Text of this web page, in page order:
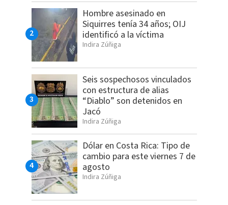
Hombre asesinado en
Siquirres tenía 34 años; OIJ
identificó a la víctima
Indira Zúñiga
Seis sospechosos vinculados
con estructura de alias
“Diablo” son detenidos en
Jacó
Indira Zúñiga
Dólar en Costa Rica: Tipo de
cambio para este viernes 7 de
agosto
Indira Zúñiga